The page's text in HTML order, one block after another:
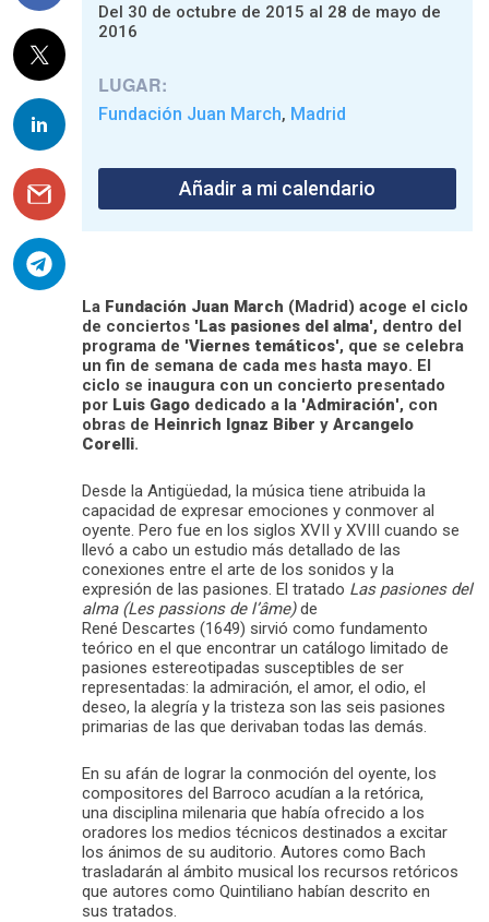
Del 30 de octubre de 2015 al 28 de mayo de
2016
LUGAR:
Fundación Juan March, Madrid
Añadir a mi calendario
La Fundación Juan March (Madrid) acoge el ciclo
de conciertos 'Las pasiones del alma', dentro del
programa de 'Viernes temáticos', que se celebra
un fin de semana de cada mes hasta mayo. El
ciclo se inaugura con un concierto presentado
por Luis Gago dedicado a la 'Admiración', con
obras de Heinrich Ignaz Biber y Arcangelo
Corelli.
Desde la Antigüedad, la música tiene atribuida la
capacidad de expresar emociones y conmover al
oyente. Pero fue en los siglos XVII y XVIII cuando se
llevó a cabo un estudio más detallado de las
conexiones entre el arte de los sonidos y la
expresión de las pasiones. El tratado Las pasiones del
alma (Les passions de l’âme)de
René Descartes (1649) sirvió como fundamento
teórico en el que encontrar un catálogo limitado de
pasiones estereotipadas susceptibles de ser
representadas: la admiración, el amor, el odio, el
deseo, la alegría y la tristeza son las seis pasiones
primarias de las que derivaban todas las demás.
En su afán de lograr la conmoción del oyente, los
compositores del Barroco acudían a la retórica,
una disciplina milenaria que había ofrecido a los
oradores los medios técnicos destinados a excitar
los ánimos de su auditorio. Autores como Bach
trasladarán al ámbito musical los recursos retóricos
que autores como Quintiliano habían descrito en
sus tratados.